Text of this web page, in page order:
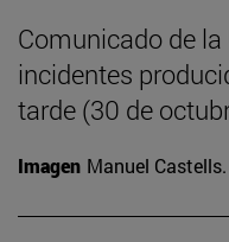
Comunicado de
incidentes
tarde (30 de
Imagen Manuel Castells.